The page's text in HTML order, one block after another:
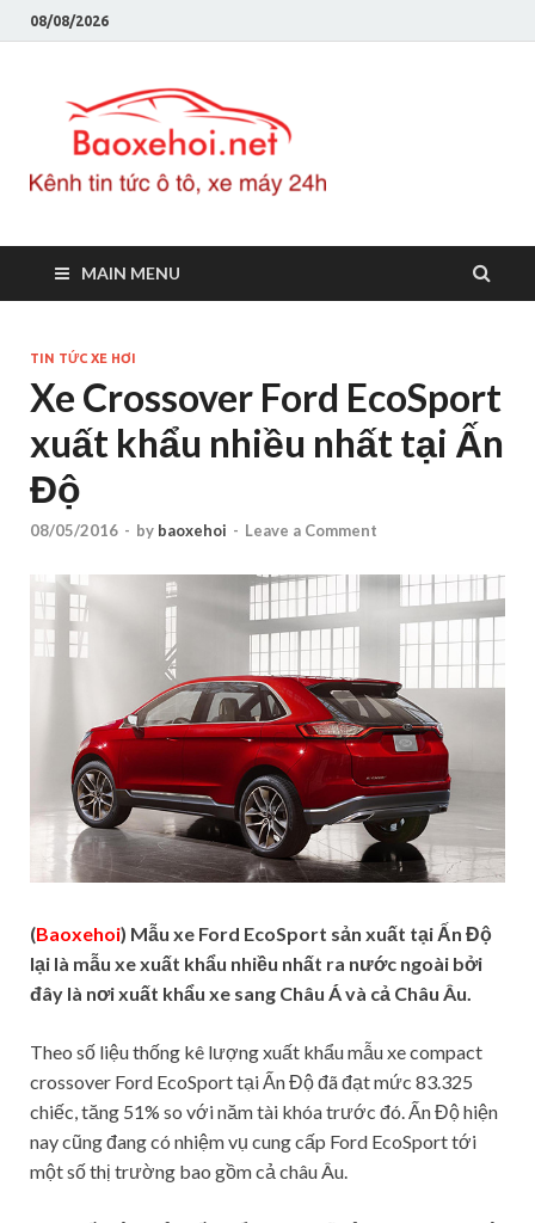
08/08/2026
MAIN MENU
TIN TỨC XE HƠI
Xe Crossover Ford EcoSport
xuất khẩu nhiều nhất tại Ấn
Độ
08/05/2016 - by baoxehoi - Leave a Comment
(Baoxehoi) Mẫu xe Ford EcoSport sản xuất tại Ấn Độ
lại là mẫu xe xuất khẩu nhiều nhất ra nước ngoài bởi
đây là nơi xuất khẩu xe sang Châu Á và cả Châu Âu.
Theo số liệu thống kê lượng xuất khẩu mẫu xe compact
crossover Ford EcoSport tại Ấn Độ đã đạt mức 83.325
chiếc, tăng 51% so với năm tài khóa trước đó. Ấn Độ hiện
nay cũng đang có nhiệm vụ cung cấp Ford EcoSport tới
một số thị trường bao gồm cả châu Âu.